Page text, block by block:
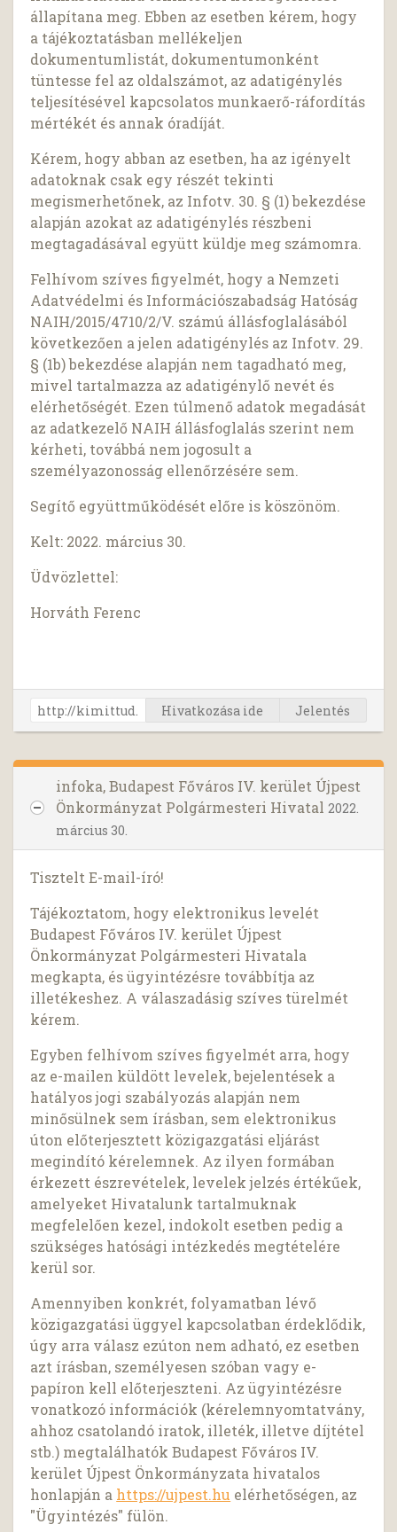
állapítana meg. Ebben az esetben kérem, hogy
a tájékoztatásban mellékeljen
dokumentumlistát, dokumentumonként
tüntesse fel az oldalszámot, az adatigénylés
teljesítésével kapcsolatos munkaerő-ráfordítás
mértékét és annak óradíját.
Kérem, hogy abban az esetben, ha az igényelt
adatoknak csak egy részét tekinti
megismerhetőnek, az Infotv. 30. § (1) bekezdése
alapján azokat az adatigénylés részbeni
megtagadásával együtt küldje meg számomra.
Felhívom szíves figyelmét, hogy a Nemzeti
Adatvédelmi és Információszabadság Hatóság
NAIH/2015/4710/2/V. számú állásfoglalásából
következően a jelen adatigénylés az Infotv. 29.
§ (1b) bekezdése alapján nem tagadható meg,
mivel tartalmazza az adatigénylő nevét és
elérhetőségét. Ezen túlmenő adatok megadását
az adatkezelő NAIH állásfoglalás szerint nem
kérheti, továbbá nem jogosult a
személyazonosság ellenőrzésére sem.
Segítő együttműködését előre is köszönöm.
Kelt: 2022. március 30.
Üdvözlettel:
Horváth Ferenc
Hivatkozása ide Jelentés
infoka, Budapest Főváros IV. kerület Újpest
Önkormányzat Polgármesteri Hivatal 2022.
március 30.
Tisztelt E-mail-író!
Tájékoztatom, hogy elektronikus levelét
Budapest Főváros IV. kerület Újpest
Önkormányzat Polgármesteri Hivatala
megkapta, és ügyintézésre továbbítja az
illetékeshez. A válaszadásig szíves türelmét
kérem.
Egyben felhívom szíves figyelmét arra, hogy
az e-mailen küldött levelek, bejelentések a
hatályos jogi szabályozás alapján nem
minősülnek sem írásban, sem elektronikus
úton előterjesztett közigazgatási eljárást
megindító kérelemnek. Az ilyen formában
érkezett észrevételek, levelek jelzés értékűek,
amelyeket Hivatalunk tartalmuknak
megfelelően kezel, indokolt esetben pedig a
szükséges hatósági intézkedés megtételére
kerül sor.
Amennyiben konkrét, folyamatban lévő
közigazgatási üggyel kapcsolatban érdeklődik,
úgy arra válasz ezúton nem adható, ez esetben
azt írásban, személyesen szóban vagy e-
papíron kell előterjeszteni. Az ügyintézésre
vonatkozó információk (kérelemnyomtatvány,
ahhoz csatolandó iratok, illeték, illetve díjtétel
stb.) megtalálhatók Budapest Főváros IV.
kerület Újpest Önkormányzata hivatalos
honlapján a https://ujpest.hu elérhetőségen, az
"Ügyintézés" fülön.